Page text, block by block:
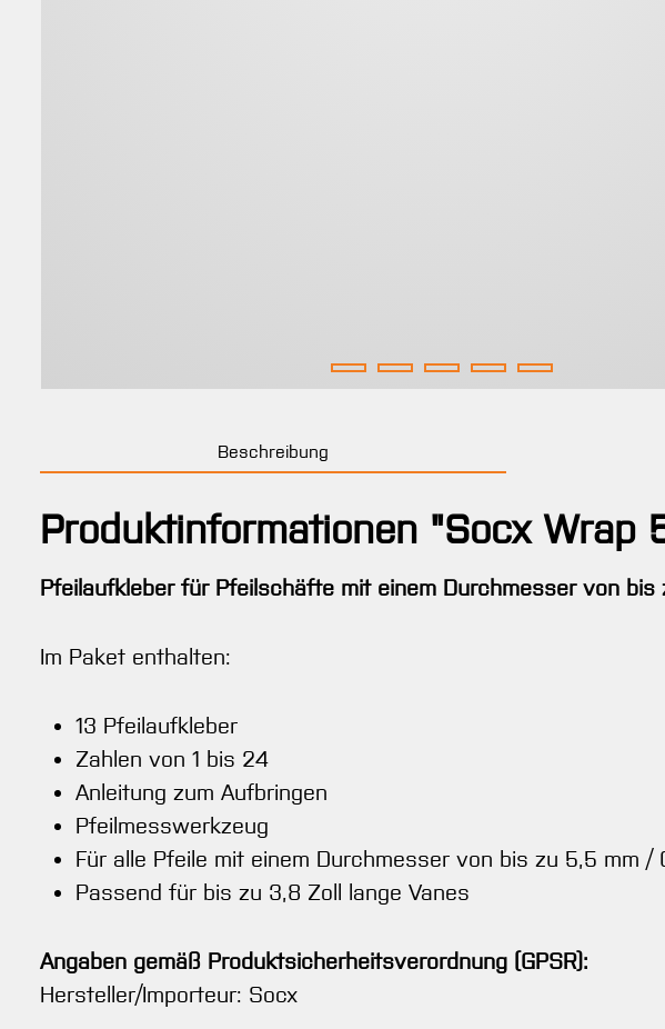
Beschreibung
Produktinformationen "Socx Wrap
Pfeilaufkleber für Pfeilschäfte mit einem Durchmesser von bis
Im Paket enthalten:
13 Pfeilaufkleber
Zahlen von 1 bis 24
Anleitung zum Aufbringen
Pfeilmesswerkzeug
Für alle Pfeile mit einem Durchmesser von bis zu 5,5 mm /
Passend für bis zu 3,8 Zoll lange Vanes
Angaben gemäß Produktsicherheitsverordnung (GPSR):
Hersteller/Importeur: Socx